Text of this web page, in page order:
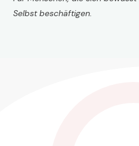
Selbst beschäftigen.